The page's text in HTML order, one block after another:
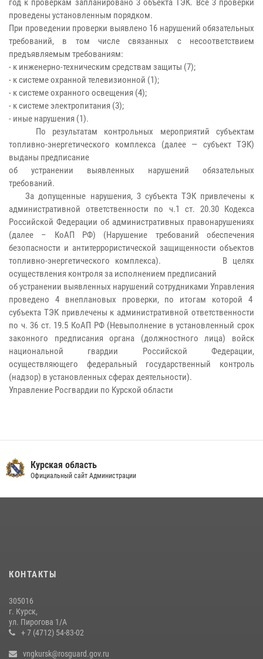
год к проверкам запланировано 3 объекта ТЭК. Все 3 проверки
проведены установленным порядком.
При проведении проверки выявлено 16 нарушений обязательных
требований, в том числе связанных с несоответствием
предъявляемым требованиям:
- к инженерно-техническим средствам защиты (7);
- к системе охранной телевизионной (1);
- к системе охранного освещения (4);
- к системе электропитания (3);
- иные нарушения (1).
По результатам контрольных мероприятий субъектам
топливно-энергетического комплекса (далее — субъект ТЭК)
выданы предписание
об устранении выявленных нарушений обязательных
требований.
За допущенные нарушения, 3 субъекта ТЭК привлечены к
административной ответственности по ч.1 ст. 20.30 Кодекса
Российской Федерации об административных правонарушениях
(далее – КоАП РФ) (Нарушение требований обеспечения
безопасности и антитеррористической защищенности объектов
топливно-энергетического комплекса). В целях
осуществления контроля за исполнением предписаний
об устранении выявленных нарушений сотрудниками Управления
проведено 4 внеплановых проверки, по итогам которой 4
субъекта ТЭК привлечены к административной ответственности
по ч. 36 ст. 19.5 КоАП РФ (Невыполнение в установленный срок
законного предписания органа (должностного лица) войск
национальной гвардии Российской Федерации,
осуществляющего федеральный государственный контроль
(надзор) в установленных сферах деятельности).
Управление Росгвардии по Курской области
Курская область
Официальный сайт Администрации
КОНТАКТЫ
305016
г. Курск,
ул. Пирогова 1/А
+ 7 (4712) 54-83-02
vngkursk@rosguard.gov.ru